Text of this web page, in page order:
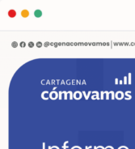
estaban trabajando, más
laboral
de Hogares (GEIH),